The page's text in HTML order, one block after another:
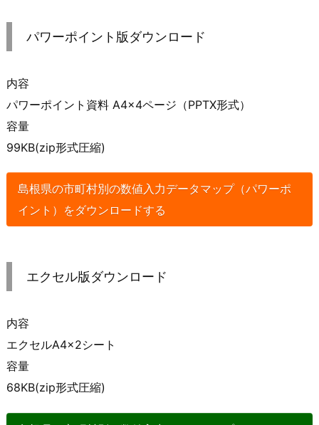
パワーポイント版ダウンロード
内容
パワーポイント資料 A4×4ページ（PPTX形式）
容量
99KB(zip形式圧縮)
島根県の市町村別の数値入力データマップ（パワーポ
イント）をダウンロードする
エクセル版ダウンロード
内容
エクセルA4×2シート
容量
68KB(zip形式圧縮)